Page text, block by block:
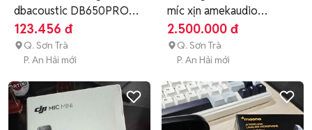
dbacoustic DB650PRO
siêu víp
123.456 đ
Q. Sơn Trà
P. An Hải mới
míc xịn amekaudio
450plus
2.500.000 đ
Q. Sơn Trà
P. An Hải mới